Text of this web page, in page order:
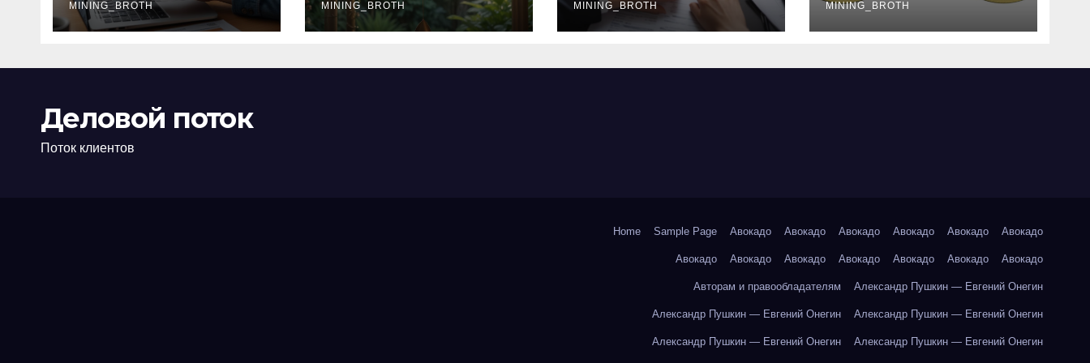
офис: порядок,
требования и
MINING_BROTH
колокольчиков
MINING_BROTH
ставки и
требования к
MINING_BROTH
руководство
MINING_BROTH
Деловой поток
Поток клиентов
Home Sample Page Авокадо Авокадо Авокадо Авокадо Авокадо Авокадо
Авокадо Авокадо Авокадо Авокадо Авокадо Авокадо Авокадо
Авторам и правообладателям Александр Пушкин — Евгений Онегин
Александр Пушкин — Евгений Онегин Александр Пушкин — Евгений Онегин
Александр Пушкин — Евгений Онегин Александр Пушкин — Евгений Онегин